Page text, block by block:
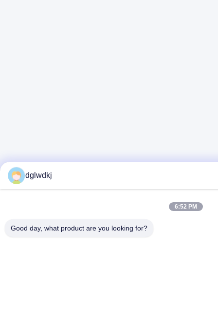
dglwdkj
6:52 PM
Good day, what product are you looking for?